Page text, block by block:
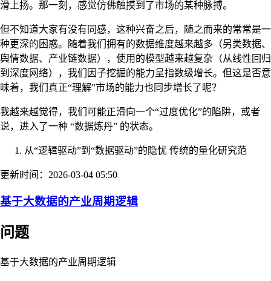
滑上扬。那一刻，感觉仿佛触摸到了市场的某种脉搏。
但不知道大家有没有同感，这种兴奋之后，随之而来的常常是一
种更深的困惑。随着我们拥有的数据维度越来越多（另类数据、
舆情数据、产业链数据），使用的模型越来越复杂（从线性回归
到深度网络），我们因子挖掘的能力呈指数级增长。但这是否意
味着，我们真正“理解”市场的能力也同步增长了呢？
我越来越觉得，我们可能正滑向一个“过度优化”的陷阱，或者
说，进入了一种 “数据炼丹” 的状态。
从“逻辑驱动”到“数据驱动”的隐忧 传统的量化研究范
更新时间：2026-03-04 05:50
基于大数据的产业周期逻辑
问题
基于大数据的产业周期逻辑